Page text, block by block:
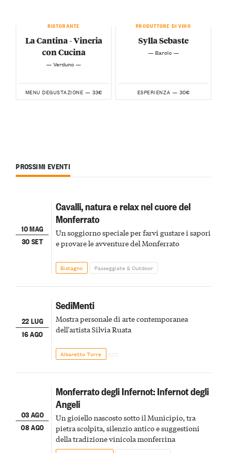
RISTORANTE
La Cantina - Vineria
con Cucina
— Verduno —
MENU DEGUSTAZIONE — 33€
PRODUTTORE DI VINO
Sylla Sebaste
— Barolo —
ESPERIENZA — 30€
PROSSIMI EVENTI
10 MAG
30 SET
Cavalli, natura e relax nel cuore del
Monferrato
Un soggiorno speciale per farvi gustare i sapori
e provare le avventure del Monferrato
Bistagno Passeggiate & Outdoor
22 LUG
16 AGO
SediMenti
Mostra personale di arte contemporanea
dell'artista Silvia Ruata
Albaretto Torre
03 AGO
08 AGO
Monferrato degli Infernot: Infernot degli
Angeli
Un gioiello nascosto sotto il Municipio, tra
pietra scolpita, silenzio antico e suggestioni
della tradizione vinicola monferrina